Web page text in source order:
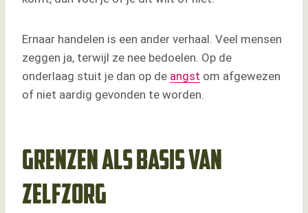
Paardencoaching en grenzen
Ernaar handelen is een ander verhaal. Veel mensen
zeggen ja, terwijl ze nee bedoelen. Op de
onderlaag stuit je dan op de angst om afgewezen
of niet aardig gevonden te worden.
Grenzen als basis van
zelfzorg